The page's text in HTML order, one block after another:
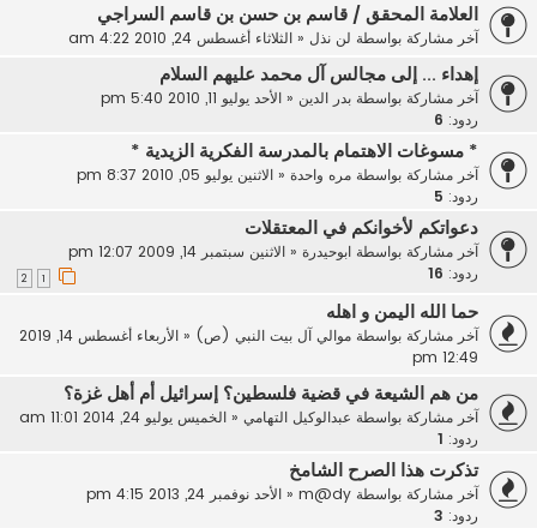
العلامة المحقق / قاسم بن حسن بن قاسم السراجي
آخر مشاركة بواسطة لن نذل « الثلاثاء أغسطس 24, 2010 4:22 am
إهداء ... إلى مجالس آل محمد عليهم السلام
آخر مشاركة بواسطة بدر الدين« الأحد يوليو 11, 2010 5:40 pm
ردود: 6
* مسوغات الاهتمام بالمدرسة الفكرية الزيدية *
آخر مشاركة بواسطة مره واحدة« الاثنين يوليو 05, 2010 8:37 pm
ردود: 5
دعواتكم لأخوانكم في المعتقلات
آخر مشاركة بواسطة ابوحيدرة« الاثنين سبتمبر 14, 2009 12:07 pm
ردود: 16
حما الله اليمن و اهله
آخر مشاركة بواسطة موالي آل بيت النبي (ص)«
الأربعاء أغسطس 14, 2019
12:49 pm
من هم الشيعة في قضية فلسطين؟ إسرائيل أم أهل غزة؟
آخر مشاركة بواسطة عبدالوكيل التهامي « الخميس يوليو 24, 2014 11:01 am
ردود:
تذكرت هذا الصرح الشامخ
آخر مشاركة بواسطة m@dy
« الأحد نوفمبر 24, 2013 4:15 pm
ردود: 3